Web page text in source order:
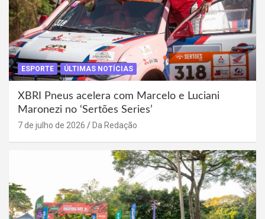
ESPORTE ÚLTIMAS NOTÍCIAS
XBRI Pneus acelera com Marcelo e Luciani
Maronezi no ‘Sertões Series’
7 de julho de 2026 Da Redação